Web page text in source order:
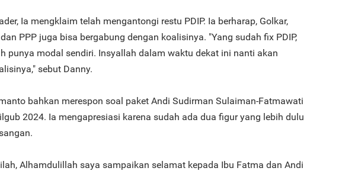
Ia mengklaim telah mengantongi restu PDIP. Ia berharap, Golkar,
PPP juga bisa bergabung dengan koalisinya. "Yang sudah fix PDIP,
punya modal sendiri. Insyallah dalam waktu dekat ini nanti akan
sebut Danny.
bahkan merespon soal paket Andi Sudirman Sulaiman-Fatmawati
2024. Ia mengapresiasi karena sudah ada dua figur yang lebih dulu
Alhamdulillah saya sampaikan selamat kepada Ibu Fatma dan Andi